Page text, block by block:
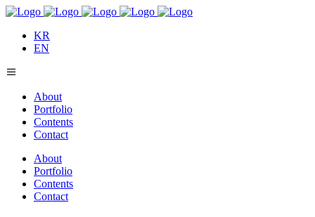
KR
EN
About
Portfolio
Contents
Contact
About
Portfolio
Contents
Contact